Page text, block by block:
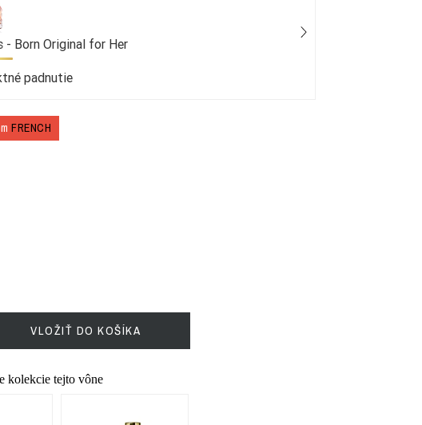
- Born Original for Her
padnutie
FRENCH
VLOŽIŤ DO KOŠÍKA
kolekcie tejto vône